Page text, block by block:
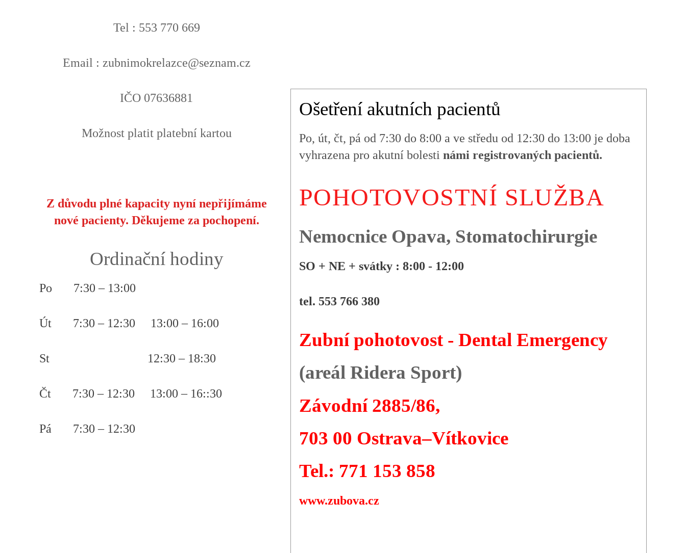
Tel : 553 770 669
Email : zubnimokrelazce@seznam.cz
IČO 07636881
Možnost platit platební kartou
Z důvodu plné kapacity nyní nepřijímáme
nové pacienty. Děkujeme za pochopení.
Ordinační hodiny
Po 7:30 – 13:00
Út 7:30 – 12:30 13:00 – 16:00
St 12:30 – 18:30
Čt 7:30 – 12:30 13:00 – 16::30
Pá 7:30 – 12:30
Ošetření akutních pacientů
Po, út, čt, pá od 7:30 do 8:00 a ve středu od 12:30 do 13:00 je doba
vyhrazena pro akutní bolesti námi registrovaných pacientů.
POHOTOVOSTNÍ SLUŽBA
Nemocnice Opava, Stomatochirurgie
SO + NE + svátky : 8:00 - 12:00
tel. 553 766 380
Zubní pohotovost - Dental Emergency
(areál Ridera Sport)
Závodní 2885/86,
703 00 Ostrava–Vítkovice
Tel.: 771 153 858
www.zubova.cz